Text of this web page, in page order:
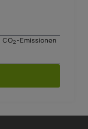
CO2-Emissionen